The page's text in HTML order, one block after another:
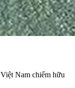
Nam chiếm hữu